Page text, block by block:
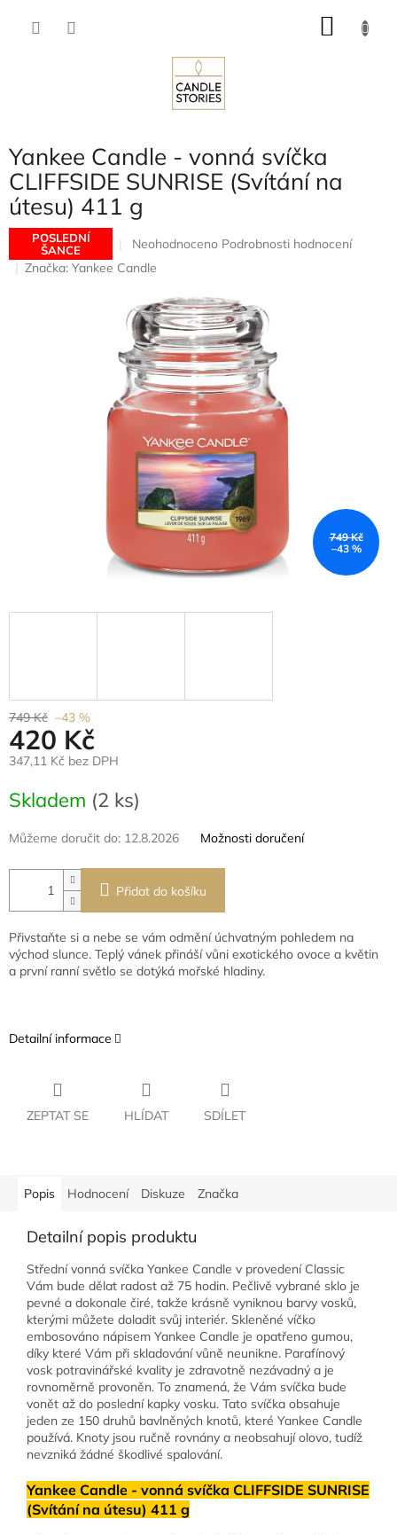
Yankee Candle - vonná svíčka
CLIFFSIDE SUNRISE (Svítání na
útesu) 411 g
POSLEDNÍ
ŠANCE
Průměrné
hodnocení
produktu
0,0
z
5
hvězdiček.
Neohodnoceno Podrobnosti hodnocení
Značka: Yankee Candle
749 Kč
–43 %
749 Kč –43 %
420 Kč
347,11 Kč bez DPH
cena:
Skladem (2 ks)
Můžeme doručit do: 12.8.2026 Možnosti doručení
Přidat do košíku
Přivstaňte si a nebe se vám odmění úchvatným pohledem na
východ slunce. Teplý vánek přináší vůni exotického ovoce a květin
a první ranní světlo se dotýká mořské hladiny.
Detailní informace
ZEPTAT SE HLÍDAT SDÍLET
Popis Hodnocení Diskuze Značka
Detailní popis produktu
Střední vonná svíčka Yankee Candle v provedení Classic
Vám bude dělat radost až 75 hodin. Pečlivě vybrané sklo je
pevné a dokonale čiré, takže krásně vyniknou barvy vosků,
kterými můžete doladit svůj interiér. Skleněné víčko
embosováno nápisem Yankee Candle je opatřeno gumou,
díky které Vám při skladování vůně neunikne. Parafínový
vosk potravinářské kvality je zdravotně nezávadný a je
rovnoměrně provoněn. To znamená, že Vám svíčka bude
vonět až do poslední kapky vosku. Tato svíčka obsahuje
jeden ze 150 druhů bavlněných knotů, které Yankee Candle
používá. Knoty jsou ručně rovnány a neobsahují olovo, tudíž
nevzniká žádné škodlivé spalování.
Yankee Candle - vonná svíčka CLIFFSIDE SUNRISE
(Svítání na útesu) 411 g